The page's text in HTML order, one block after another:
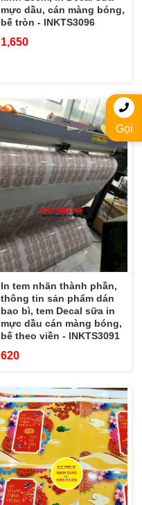
mực dầu, cán màng bóng,
bế tròn - INKTS3096
1,650
In tem nhãn thành phần,
thông tin sản phẩm dán
bao bì, tem Decal sữa in
mực dầu cán màng bóng,
bế theo viền - INKTS3091
620
Gọi